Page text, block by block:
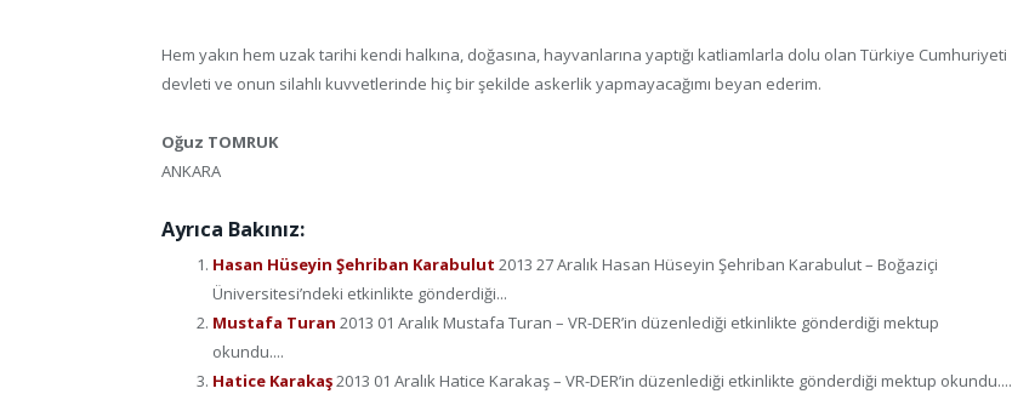
Hem yakın hem uzak tarihi kendi halkına, doğasına, hayvanlarına yaptığı katliamlarla dolu olan Türkiye Cumhuriyeti
devleti ve onun silahlı kuvvetlerinde hiç bir şekilde askerlik yapmayacağımı beyan ederim.
Oğuz TOMRUK
ANKARA
Ayrıca Bakınız:
Hasan Hüseyin Şehriban Karabulut 2013 27 Aralık Hasan Hüseyin Şehriban Karabulut – Boğaziçi
Üniversitesi’ndeki etkinlikte gönderdiği...
Mustafa Turan 2013 01 Aralık Mustafa Turan – VR-DER’in düzenlediği etkinlikte gönderdiği mektup
okundu....
Hatice Karakaş2013 01 Aralık Hatice Karakaş – VR-DER’in düzenlediği etkinlikte gönderdiği mektup okundu....